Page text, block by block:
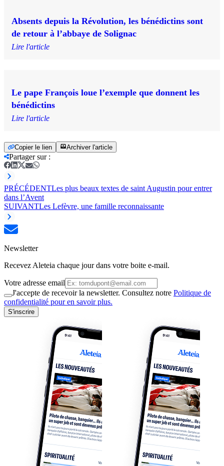
Absents depuis la Révolution, les bénédictins sont
de retour à l’abbaye de Solignac
Lire l'article
Le pape François loue l’exemple que donnent les
bénédictins
Lire l'article
Copier le lien Archiver l'article
Partager sur:
PRÉCÉDENTLes plus beaux textes de saint Augustin pour entrer
dans l’Avent
SUIVANTLes Lefèvre, une famille reconnaissante
Newsletter
Recevez Aleteia chaque jour dans votre boite e-mail.
Votre adresse email
J'accepte de recevoir la newsletter. Consultez notre Politique de
confidentialité pour en savoir plus.
S'inscrire